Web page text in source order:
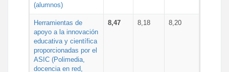
(alumnos)
Herramientas de
apoyo a la innovación
educativa y científica
proporcionadas por el
ASIC (Polimedia,
docencia en red,
8,47 8,18 8,20